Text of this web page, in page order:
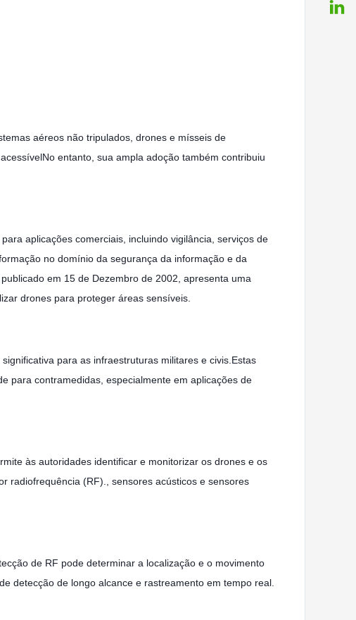
aéreos não tripulados, drones e mísseis de
entanto, sua ampla adoção também contribuiu
aplicações comerciais, incluindo vigilância, serviços de
no domínio da segurança da informação e da
em 15 de Dezembro de 2002, apresenta uma
drones para proteger áreas sensíveis.
para as infraestruturas militares e civis.Estas
para contramedidas, especialmente em aplicações de
às autoridades identificar e monitorizar os drones e os
radiofrequência (RF)., sensores acústicos e sensores
de RF pode determinar a localização e o movimento
detecção de longo alcance e rastreamento em tempo real.